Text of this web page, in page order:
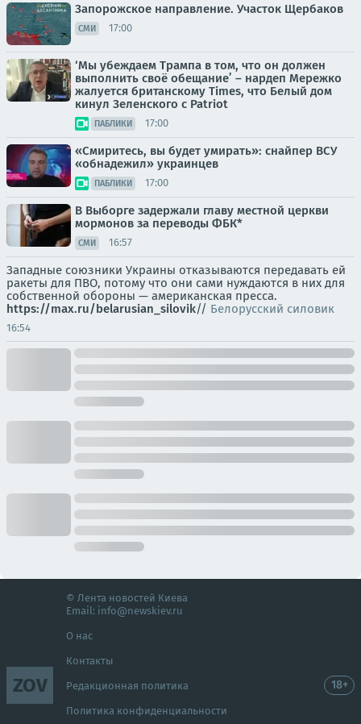
Запорожское направление. Участок Щербаков
СМИ 17:00
‘Мы убеждаем Трампа в том, что он должен
выполнить своё обещание’ – нардеп Мережко
жалуется британскому Times, что Белый дом
кинул Зеленского с Patriot
ПАБЛИКИ 17:00
«Смиритесь, вы будет умирать»: снайпер ВСУ
«обнадежил» украинцев
ПАБЛИКИ 17:00
В Выборге задержали главу местной церкви
мормонов за переводы ФБК*
СМИ 16:57
Западные союзники Украины отказываются передавать ей
ракеты для ПВО, потому что они сами нуждаются в них для
собственной обороны — американская пресса.
https://max.ru/belarusian_silovik// Белорусский силовик
16:54
ZOV
© Лента новостей Киева
Email: info@newskiev.ru
О нас
Контакты
Редакционная политика
Политика конфиденциальности
18+